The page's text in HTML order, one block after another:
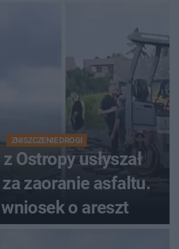
ZNISZCZENIE DROGI
Ostropy usłyszał
zaoranie asfaltu.
o areszt